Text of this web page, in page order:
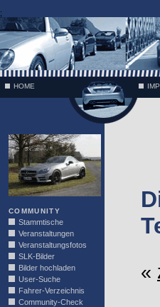
;
HOME
COMMUNITY
Stammtische
Veranstaltungen
Veranstaltungsfotos
SLK-Bilder
Bilder hochladen
User-Suche
Fahrer-Verzeichnis
Community-Check
«